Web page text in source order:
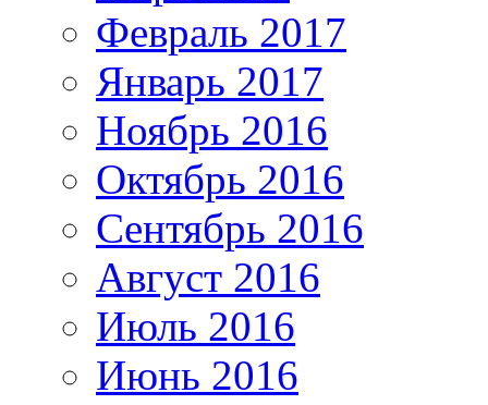
Февраль 2017
Январь 2017
Ноябрь 2016
Октябрь 2016
Сентябрь 2016
Август 2016
Июль 2016
Июнь 2016